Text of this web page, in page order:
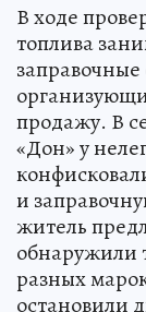
В ходе
топлива
продажу. В
«Дон» у
и
житель
обнаружили
разных
остановили